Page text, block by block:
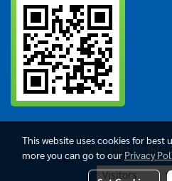
Copy right by Info
Today's visitor
This website uses cookies for best
more you can go to our Privacy